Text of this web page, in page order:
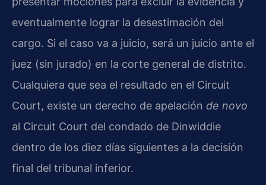
eventualmente lograr la desestimación del
cargo. Si el caso va a juicio, será un juicio ante el
juez (sin jurado) en la corte general de distrito.
Cualquiera que sea el resultado en el Circuit
Court, existe un derecho de apelación de novo
al Circuit Court del condado de Dinwiddie
dentro de los diez días siguientes a la decisión
final del tribunal inferior.